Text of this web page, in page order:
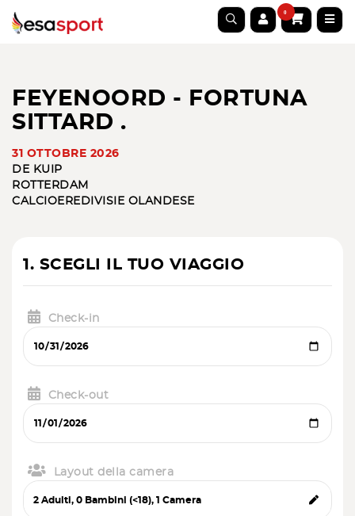
0
FEYENOORD - FORTUNA
SITTARD .
31 OTTOBRE 2026
DE KUIP
ROTTERDAM
CALCIO EREDIVISIE OLANDESE
1. SCEGLI IL TUO VIAGGIO
Check-in
Check-out
Layout della camera